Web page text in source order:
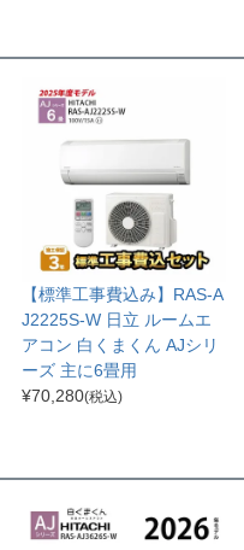
【標準工事費込み】RAS-A
J2225S-W 日立 ルームエ
アコン 白くまくん AJシリ
ーズ 主に6畳用
¥70,280(税込)